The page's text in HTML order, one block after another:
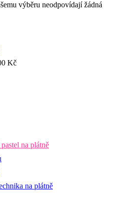
výběru neodpovídají žádná
Kč
na plátně
na plátně